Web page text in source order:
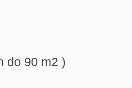
do 90 m2 )